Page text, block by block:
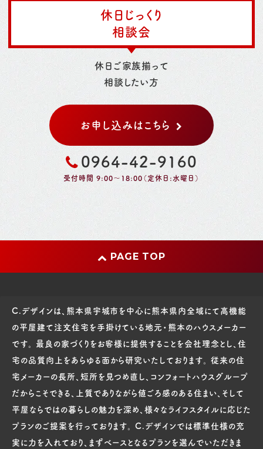
休日じっくり
相談会
休日ご家族揃って
相談したい方
お申し込みはこちら
0964-42-9160
受付時間 9:00～18:00（定休日:水曜日）
PAGE TOP
C.デザインは、熊本県宇城市を中心に熊本県内全域にて高機能
の平屋建て注文住宅を手掛けている地元・熊本のハウスメーカー
です。 最良の家づくりをお客様に提供することを会社理念とし、住
宅の品質向上をあらゆる面から研究いたしております。 従来の住
宅メーカーの長所、短所を見つめ直し、コンフォートハウスグループ
だからこそできる、上質でありながら値ごろ感のある住まい、そして
平屋ならではの暮らしの魅力を深め、様々なライフスタイルに応じた
プランのご提案を行っております。 C.デザインでは標準仕様の充
実に力を入れており、まずベースとなるプランを選んでいただきま